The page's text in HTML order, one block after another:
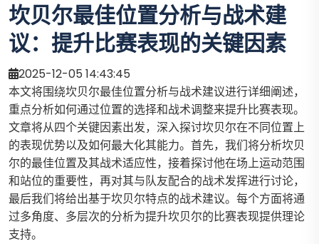
坎贝尔最佳位置分析与战术建
议：提升比赛表现的关键因素
2025-12-05 14:43:45
本文将围绕坎贝尔最佳位置分析与战术建议进行详细阐述，
重点分析如何通过位置的选择和战术调整来提升比赛表现。
文章将从四个关键因素出发，深入探讨坎贝尔在不同位置上
的表现优势以及如何最大化其能力。首先，我们将分析坎贝
尔的最佳位置及其战术适应性，接着探讨他在场上运动范围
和站位的重要性，再对其与队友配合的战术发挥进行讨论，
最后我们将给出基于坎贝尔特点的战术建议。每个方面将通
过多角度、多层次的分析为提升坎贝尔的比赛表现提供理论
支持。